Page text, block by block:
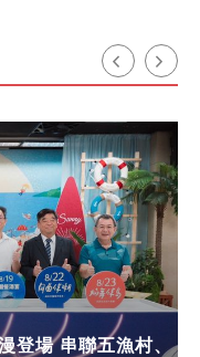
登場 串聯五漁村、